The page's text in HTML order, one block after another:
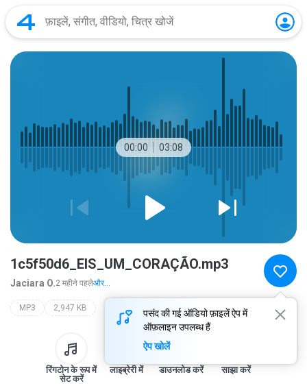
00:00 03:08
पसंद की गई ऑडियो फ़ाइलें ऐप में
ऑफ़लाइन उपलब्ध हैं
ऐप खोलें
1c5f50d6_EIS_UM_CORAÇÃO.mp3
Jaciara O.2 महीने पहलेऔर...
MP3 2,947 KB
रिंगटोन के रूप में
सेट करें
लाइब्रेरी में डाउनलोड करें साझा करें